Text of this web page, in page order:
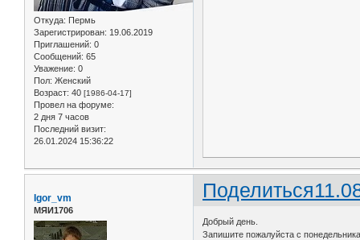
Откуда: Пермь
Зарегистрирован: 19.06.2019
Приглашений: 0
Сообщений: 65
Уважение: 0
Пол: Женский
Возраст: 40 [1986-04-17]
Провел на форуме:
2 дня 7 часов
Последний визит:
26.01.2024 15:36:22
Поделиться
Igor_vm
МЯИ1706
Добрый день.
Запишите пожалуйста с